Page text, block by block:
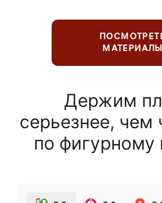
МАТЕРИАЛЫ
Держим
серьезнее,
по фигурному